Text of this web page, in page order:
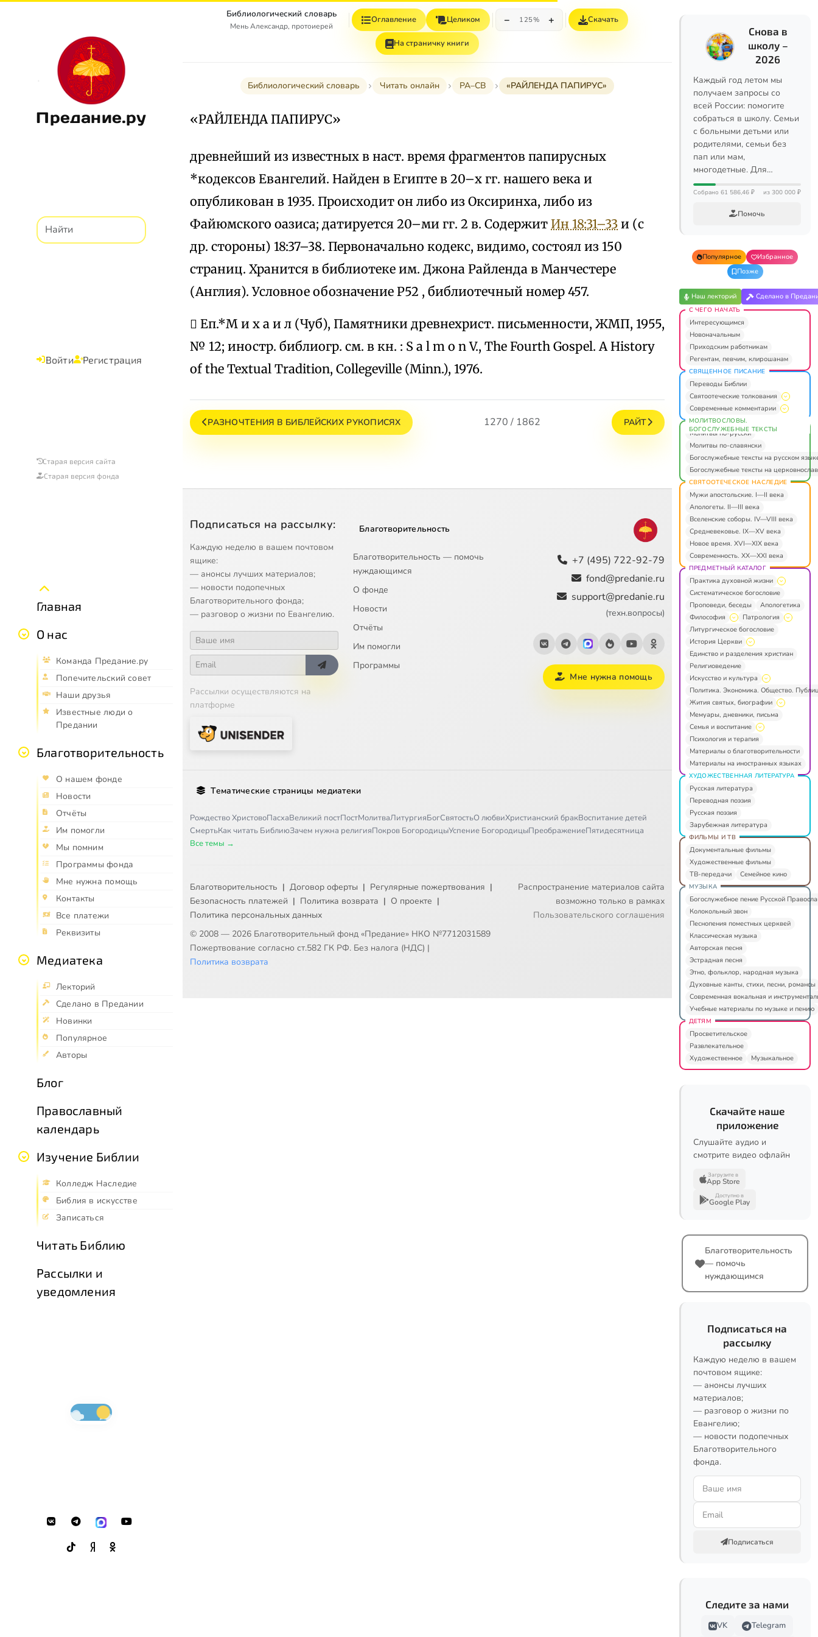
Предание.ру
Войти Регистрация
Старая версия сайта
Старая версия фонда
Главная
О нас
Команда Предание.ру
Попечительский совет
Наши друзья
Известные люди о
Предании
Благотворительность
О нашем фонде
Новости
Отчёты
Им помогли
Мы помним
Программы фонда
Мне нужна помощь
Контакты
Все платежи
Реквизиты
Медиатека
Лекторий
Сделано в Предании
Новинки
Популярное
Авторы
Блог
Православный
календарь
Изучение Библии
Колледж Наследие
Библия в искусстве
Записаться
Читать Библию
Рассылки и
уведомления
Библиологический словарь
Мень Александр, протоиерей
Оглавление Целиком − 125% + Скачать
На страничку книги
Библиологический словарь Читать онлайн РА–СВ «РАЙЛЕНДА ПАПИРУС»
«РАЙЛЕНДА ПАПИРУС»
древнейший из известных в наст. время фрагментов папирусных
*кодексов Евангелий. Найден в Египте в 20–х гг. нашего века и
опубликован в 1935. Происходит он либо из Оксиринха, либо из
Файюмского оазиса; датируется 20–ми гг. 2 в. Содержит Ин 18:31–33 и (с
др. стороны) 18:37–38. Первоначально кодекс, видимо, состоял из 150
страниц. Хранится в библиотеке им. Джона Райленда в Манчестере
(Англия). Условное обозначение Р52 , библиотечный номер 457.
 Еп.*М и х а и л (Чуб), Памятники древнехрист. письменности, ЖМП, 1955,
№ 12; иностр. библиогр. см. в кн. : S а l m о n V., The Fourth Gospel. A History
of the Textual Tradition, Collegeville (Minn.), 1976.
РАЗНОЧТЕНИЯ В БИБЛЕЙСКИХ РУКОПИСЯХ 1270 / 1862 РАЙТ
Подписаться на рассылку:
Каждую неделю в вашем почтовом
ящике:
— анонсы лучших материалов;
— новости подопечных
Благотворительного фонда;
— разговор о жизни по Евангелию.
Рассылки осуществляются на
платформе
Благотворительность
Благотворительность — помочь
нуждающимся
О фонде
Новости
Отчёты
Им помогли
Программы
+7 (495) 722-92-79
fond@predanie.ru
support@predanie.ru
(техн.вопросы)
Мне нужна помощь
Тематические страницы медиатеки
Рождество ХристовоПасхаВеликий постПостМолитваЛитургияБогСвятостьО любвиХристианский бракВоспитание детей
СмертьКак читать БиблиюЗачем нужна религияПокров БогородицыУспение БогородицыПреображениеПятидесятница
Все темы →
Благотворительность | Договор оферты | Регулярные пожертвования |
Безопасность платежей | Политика возврата | О проекте |
Политика персональных данных
© 2008 — 2026 Благотворительный фонд «Предание» НКО №7712031589
Пожертвование согласно ст.582 ГК РФ. Без налога (НДС) |
Политика возврата
Распространение материалов сайта
возможно только в рамках
Пользовательского соглашения
Снова в
школу –
2026
Каждый год летом мы
получаем запросы со
всей России: помогите
собраться в школу. Семьи
с больными детьми или
родителями, семьи без
пап или мам,
многодетные. Для…
Собрано 61 586,46 ₽ из 300 000 ₽
Помочь
Популярное
Избранное
Позже
Наш лекторий Сделано в
С ЧЕГО НАЧАТЬ
Интересующимся
Новоначальным
Приходским работникам
Регентам, певчим, клирошанам
СВЯЩЕННОЕ ПИСАНИЕ
Переводы Библии
Святоотеческие толкования
Современные комментарии
МОЛИТВОСЛОВЫ.
БОГОСЛУЖЕБНЫЕ ТЕКСТЫ
Молитвы по-русски
Молитвы по-славянски
Богослужебные тексты на русском
Богослужебные тексты на
СВЯТООТЕЧЕСКОЕ НАСЛЕДИЕ
Мужи апостольские. I—II века
Апологеты. II—III века
Вселенские соборы. IV—VIII века
Средневековье. IX—XV века
Новое время. XVI—XIX века
Современность. XX—XXI века
ПРЕДМЕТНЫЙ КАТАЛОГ
Практика духовной жизни
Систематическое богословие
Проповеди, беседы
Апологетика
Философия
Патрология
Литургическое богословие
История Церкви
Единство и разделения христиан
Религиоведение
Искусство и культура
Политика. Экономика. Общество.
Жития святых, биографии
Мемуары, дневники, письма
Семья и воспитание
Психология и терапия
Материалы о благотворительности
Материалы на иностранных языках
ХУДОЖЕСТВЕННАЯ ЛИТЕРАТУРА
Русская литература
Переводная поэзия
Русская поэзия
Зарубежная литература
ФИЛЬМЫ И ТВ
Документальные фильмы
Художественные фильмы
ТВ-передачи
Семейное кино
МУЗЫКА
Богослужебное пение Русской
Колокольный звон
Песнопения поместных церквей
Классическая музыка
Авторская песня
Эстрадная песня
Этно, фольклор, народная музыка
Духовные канты, стихи, песни, романсы
Современная вокальная и
Учебные материалы по музыке и пению
ДЕТЯМ
Просветительское
Развлекательное
Художественное
Музыкальное
Скачайте наше
приложение
Слушайте аудио и
смотрите видео офлайн
Загрузите в
App Store
Доступно в
Google Play
Благотворительность
— помочь
нуждающимся
Подписаться на
рассылку
Каждую неделю в вашем
почтовом ящике:
— анонсы лучших
материалов;
— разговор о жизни по
Евангелию;
— новости подопечных
Благотворительного
фонда.
Подписаться
Следите за нами
VK Telegram